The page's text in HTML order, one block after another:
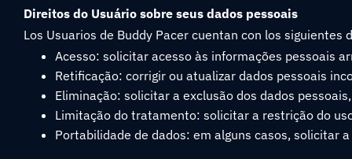
Direitos do Usuário sobre seus dados pessoais
Los Usuarios de Buddy Pacer cuentan con los
Acesso: solicitar acesso às informações pessoais
Retificação: corrigir ou atualizar dados pessoais
Eliminação: solicitar a exclusão dos dados
Limitação do tratamento: solicitar a restrição do
Portabilidade de dados: em alguns casos, solicitar